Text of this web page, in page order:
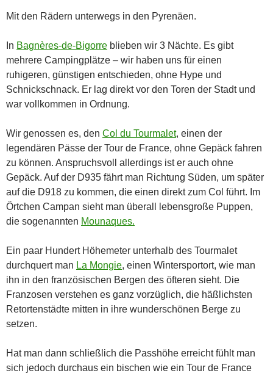
Mit den Rädern unterwegs in den Pyrenäen.
In Bagnères-de-Bigorre blieben wir 3 Nächte. Es gibt
mehrere Campingplätze – wir haben uns für einen
ruhigeren, günstigen entschieden, ohne Hype und
Schnickschnack. Er lag direkt vor den Toren der Stadt und
war vollkommen in Ordnung.
Wir genossen es, den Col du Tourmalet, einen der
legendären Pässe der Tour de France, ohne Gepäck fahren
zu können. Anspruchsvoll allerdings ist er auch ohne
Gepäck. Auf der D935 fährt man Richtung Süden, um später
auf die D918 zu kommen, die einen direkt zum Col führt. Im
Örtchen Campan sieht man überall lebensgroße Puppen,
die sogenannten Mounaques.
Ein paar Hundert Höhemeter unterhalb des Tourmalet
durchquert man La Mongie, einen Wintersportort, wie man
ihn in den französischen Bergen des öfteren sieht. Die
Franzosen verstehen es ganz vorzüglich, die häßlichsten
Retortenstädte mitten in ihre wunderschönen Berge zu
setzen.
Hat man dann schließlich die Passhöhe erreicht fühlt man
sich jedoch durchaus ein bischen wie ein Tour de France